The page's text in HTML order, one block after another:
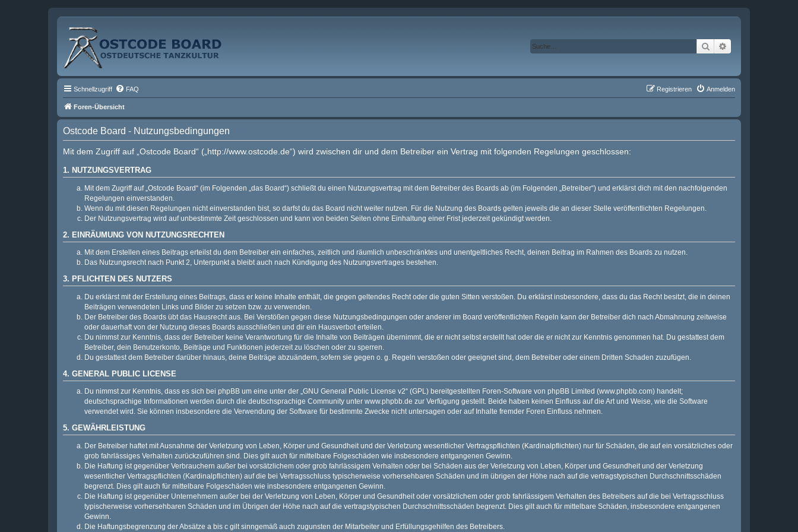
Suche
Schnellzugriff FAQ Anmelden
Registrieren
Foren-Übersicht
Ostcode Board - Nutzungsbedingungen
Mit dem Zugriff auf „Ostcode Board“ („http://www.ostcode.de“) wird zwischen dir und dem Betreiber ein Vertrag mit folgenden Regelungen geschlossen:
1. NUTZUNGSVERTRAG
Mit dem Zugriff auf „Ostcode Board“ (im Folgenden „das Board“) schließt du einen Nutzungsvertrag mit dem Betreiber des Boards ab (im Folgenden „Betreiber“) und erklärst dich mit den nachfolgenden
Regelungen einverstanden.
Wenn du mit diesen Regelungen nicht einverstanden bist, so darfst du das Board nicht weiter nutzen. Für die Nutzung des Boards gelten jeweils die an dieser Stelle veröffentlichten Regelungen.
Der Nutzungsvertrag wird auf unbestimmte Zeit geschlossen und kann von beiden Seiten ohne Einhaltung einer Frist jederzeit gekündigt werden.
2. EINRÄUMUNG VON NUTZUNGSRECHTEN
Mit dem Erstellen eines Beitrags erteilst du dem Betreiber ein einfaches, zeitlich und räumlich unbeschränktes und unentgeltliches Recht, deinen Beitrag im Rahmen des Boards zu nutzen.
Das Nutzungsrecht nach Punkt 2, Unterpunkt a bleibt auch nach Kündigung des Nutzungsvertrages bestehen.
3. PFLICHTEN DES NUTZERS
Du erklärst mit der Erstellung eines Beitrags, dass er keine Inhalte enthält, die gegen geltendes Recht oder die guten Sitten verstoßen. Du erklärst insbesondere, dass du das Recht besitzt, die in deinen
Beiträgen verwendeten Links und Bilder zu setzen bzw. zu verwenden.
Der Betreiber des Boards übt das Hausrecht aus. Bei Verstößen gegen diese Nutzungsbedingungen oder anderer im Board veröffentlichten Regeln kann der Betreiber dich nach Abmahnung zeitweise
oder dauerhaft von der Nutzung dieses Boards ausschließen und dir ein Hausverbot erteilen.
Du nimmst zur Kenntnis, dass der Betreiber keine Verantwortung für die Inhalte von Beiträgen übernimmt, die er nicht selbst erstellt hat oder die er nicht zur Kenntnis genommen hat. Du gestattest dem
Betreiber, dein Benutzerkonto, Beiträge und Funktionen jederzeit zu löschen oder zu sperren.
Du gestattest dem Betreiber darüber hinaus, deine Beiträge abzuändern, sofern sie gegen o. g. Regeln verstoßen oder geeignet sind, dem Betreiber oder einem Dritten Schaden zuzufügen.
4. GENERAL PUBLIC LICENSE
Du nimmst zur Kenntnis, dass es sich bei phpBB um eine unter der „GNU General Public License v2“ (GPL) bereitgestellten Foren-Software von phpBB Limited (www.phpbb.com) handelt;
deutschsprachige Informationen werden durch die deutschsprachige Community unter www.phpbb.de zur Verfügung gestellt. Beide haben keinen Einfluss auf die Art und Weise, wie die Software
verwendet wird. Sie können insbesondere die Verwendung der Software für bestimmte Zwecke nicht untersagen oder auf Inhalte fremder Foren Einfluss nehmen.
5. GEWÄHRLEISTUNG
Der Betreiber haftet mit Ausnahme der Verletzung von Leben, Körper und Gesundheit und der Verletzung wesentlicher Vertragspflichten (Kardinalpflichten) nur für Schäden, die auf ein vorsätzliches oder
grob fahrlässiges Verhalten zurückzuführen sind. Dies gilt auch für mittelbare Folgeschäden wie insbesondere entgangenen Gewinn.
Die Haftung ist gegenüber Verbrauchern außer bei vorsätzlichem oder grob fahrlässigem Verhalten oder bei Schäden aus der Verletzung von Leben, Körper und Gesundheit und der Verletzung
wesentlicher Vertragspflichten (Kardinalpflichten) auf die bei Vertragsschluss typischerweise vorhersehbaren Schäden und im übrigen der Höhe nach auf die vertragstypischen Durchschnittsschäden
begrenzt. Dies gilt auch für mittelbare Folgeschäden wie insbesondere entgangenen Gewinn.
Die Haftung ist gegenüber Unternehmern außer bei der Verletzung von Leben, Körper und Gesundheit oder vorsätzlichem oder grob fahrlässigem Verhalten des Betreibers auf die bei Vertragsschluss
typischerweise vorhersehbaren Schäden und im Übrigen der Höhe nach auf die vertragstypischen Durchschnittsschäden begrenzt. Dies gilt auch für mittelbare Schäden, insbesondere entgangenen
Gewinn.
Die Haftungsbegrenzung der Absätze a bis c gilt sinngemäß auch zugunsten der Mitarbeiter und Erfüllungsgehilfen des Betreibers.